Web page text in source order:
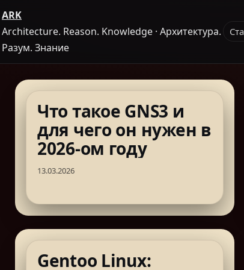
ARK
Architecture. Reason. Knowledge · Архитектура.
Разум. Знание
Что такое GNS3 и
для чего он нужен в
2026-ом году
13.03.2026
Gentoo Linux: